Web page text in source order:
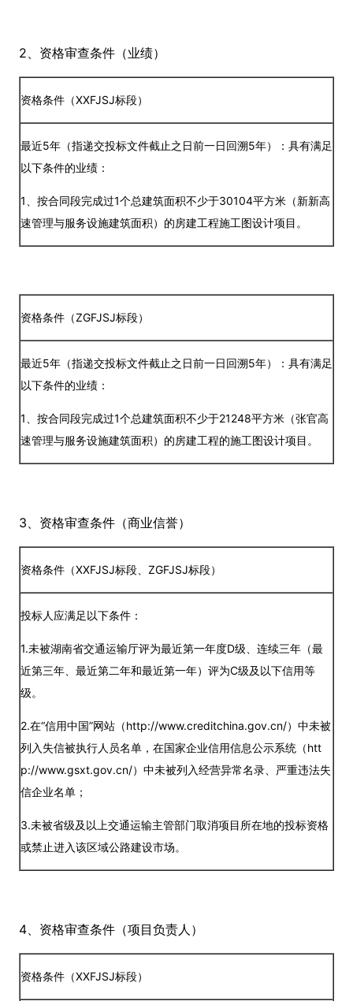
2、资格审查条件（业绩）
资格条件（XXFJSJ标段）
最近5年（指递交投标文件截止之日前一日回溯5年）：具有满足
以下条件的业绩：
1、按合同段完成过1个总建筑面积不少于30104平方米（新新高
速管理与服务设施建筑面积）的房建工程施工图设计项目。
资格条件（ZGFJSJ标段）
最近5年（指递交投标文件截止之日前一日回溯5年）：具有满足
以下条件的业绩：
1、按合同段完成过1个总建筑面积不少于21248平方米（张官高
速管理与服务设施建筑面积）的房建工程的施工图设计项目。
3、资格审查条件（商业信誉）
资格条件（XXFJSJ标段、ZGFJSJ标段）
投标人应满足以下条件：
1.未被湖南省交通运输厅评为最近第一年度D级、连续三年（最
近第三年、最近第二年和最近第一年）评为C级及以下信用等
级。
2.在“信用中国”网站（http://www.creditchina.gov.cn/）中未被
列入失信被执行人员名单，在国家企业信用信息公示系统（htt
p://www.gsxt.gov.cn/）中未被列入经营异常名录、严重违法失
信企业名单；
3.未被省级及以上交通运输主管部门取消项目所在地的投标资格
或禁止进入该区域公路建设市场。
4、资格审查条件（项目负责人）
资格条件（XXFJSJ标段）